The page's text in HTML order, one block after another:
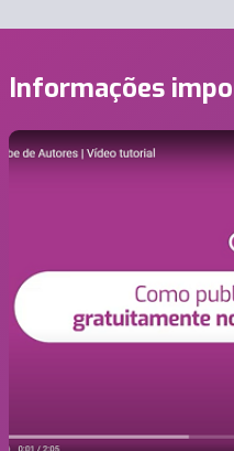
Informações